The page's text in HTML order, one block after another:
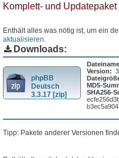
Komplett- und Updatepaket
Enthält alles was nötig ist, um ein
aktualisieren.
Downloads:
phpBB
Deutsch
3.3.17 [zip]
Version:
MD5-
SHA256-
Tipp: Pakete anderer Versionen